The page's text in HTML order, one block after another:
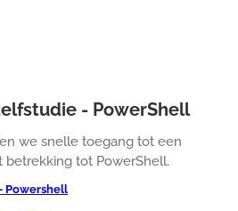
- PowerShell
we snelle toegang tot een
tot PowerShell.
Powershell